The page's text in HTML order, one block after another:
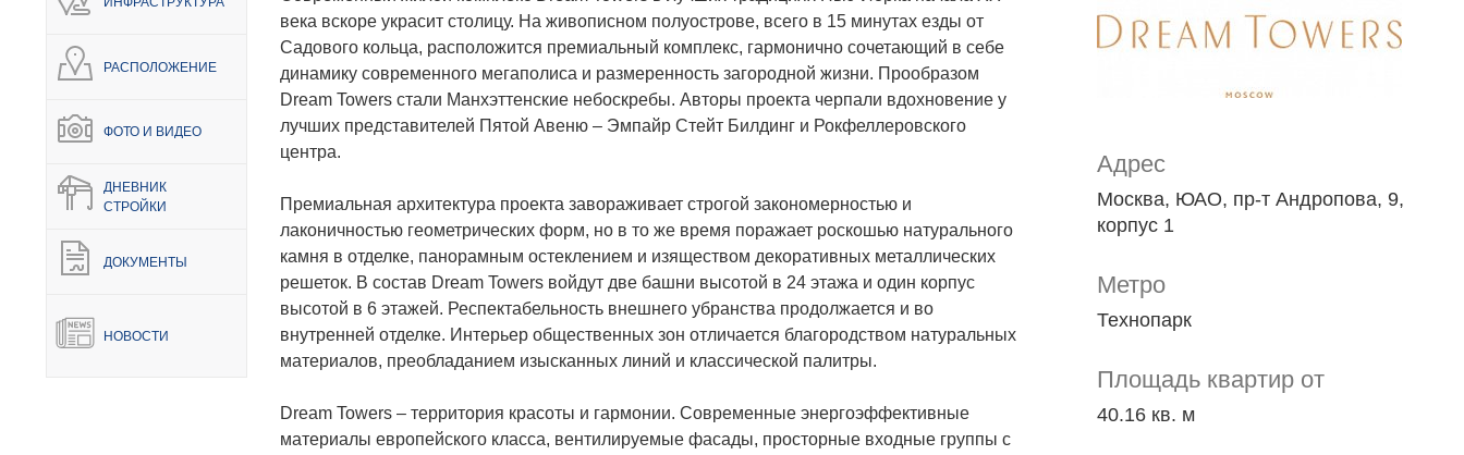
РАСПОЛОЖЕНИЕ
ФОТО И ВИДЕО
ДНЕВНИК
СТРОЙКИ
ДОКУМЕНТЫ
НОВОСТИ
Адрес
Москва, ЮАО, пр-т Андропова, 9,
корпус 1
Метро
Технопарк
Площадь квартир от
40.16 кв. м
века вскоре украсит столицу. На живописном полуострове, всего в 15 минутах езды от
Садового кольца, расположится премиальный комплекс, гармонично сочетающий в себе
динамику современного мегаполиса и размеренность загородной жизни. Прообразом
Dream Towers стали Манхэттенские небоскребы. Авторы проекта черпали вдохновение у
лучших представителей Пятой Авеню – Эмпайр Стейт Билдинг и Рокфеллеровского
центра.
Премиальная архитектура проекта завораживает строгой закономерностью и
лаконичностью геометрических форм, но в то же время поражает роскошью натурального
камня в отделке, панорамным остеклением и изяществом декоративных металлических
решеток. В состав Dream Towers войдут две башни высотой в 24 этажа и один корпус
высотой в 6 этажей. Респектабельность внешнего убранства продолжается и во
внутренней отделке. Интерьер общественных зон отличается благородством натуральных
материалов, преобладанием изысканных линий и классической палитры.
Dream Towers – территория красоты и гармонии. Современные энергоэффективные
материалы европейского класса, вентилируемые фасады, просторные входные группы с